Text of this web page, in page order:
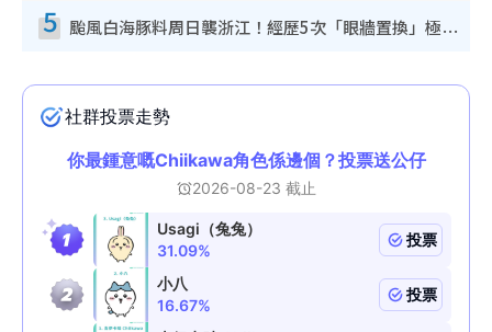
5 颱風白海豚料周日襲浙江！經歷5次「眼牆置換」極罕見 成登陸內地最長途颱風